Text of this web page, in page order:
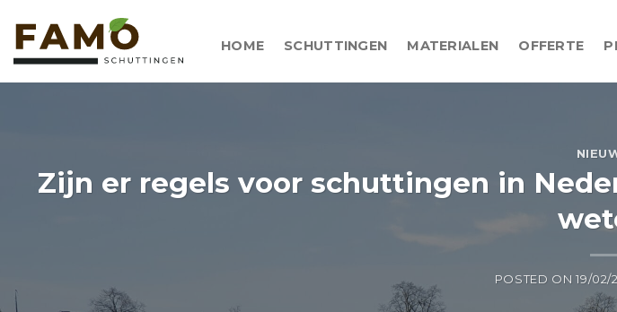
content
HOME SCHUTTINGEN MATERIALEN OFFERTE
Zijn er regels voor schuttingen in
POSTED ON19/02/